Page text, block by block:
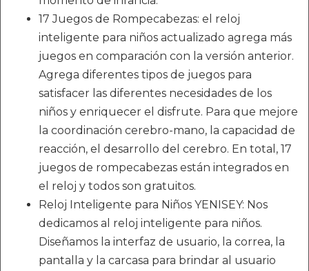
17 Juegos de Rompecabezas: el reloj
inteligente para niños actualizado agrega más
juegos en comparación con la versión anterior.
Agrega diferentes tipos de juegos para
satisfacer las diferentes necesidades de los
niños y enriquecer el disfrute. Para que mejore
la coordinación cerebro-mano, la capacidad de
reacción, el desarrollo del cerebro. En total, 17
juegos de rompecabezas están integrados en
el reloj y todos son gratuitos.
Reloj Inteligente para Niños YENISEY: Nos
dedicamos al reloj inteligente para niños.
Diseñamos la interfaz de usuario, la correa, la
pantalla y la carcasa para brindar al usuario